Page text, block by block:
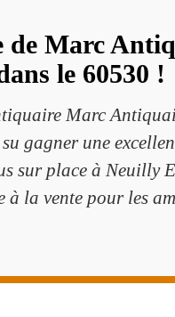
Marc
le 60530 !
Marc
gagner une
sur place à Neuilly
la vente pour les